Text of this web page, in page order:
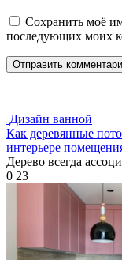
Сохранить моё
последующих моих
Дизайн ванной
Как деревянные
интерьере
Дерево всегда
0 23